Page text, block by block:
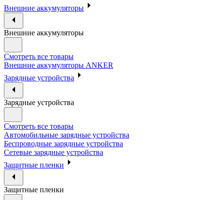
Внешние аккумуляторы
Внешние аккумуляторы
Смотреть все товары
Внешние аккумуляторы ANKER
Зарядные устройства
Зарядные устройства
Смотреть все товары
Автомобильные зарядные устройства
Беспроводные зарядные устройства
Сетевые зарядные устройства
Защитные пленки
Защитные пленки